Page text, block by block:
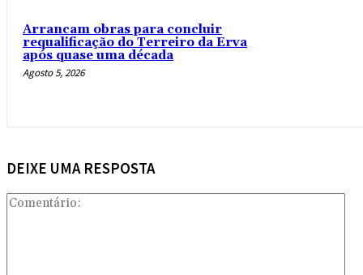
Arrancam obras para concluir
requalificação do Terreiro da Erva
após quase uma década
Agosto 5, 2026
DEIXE UMA RESPOSTA